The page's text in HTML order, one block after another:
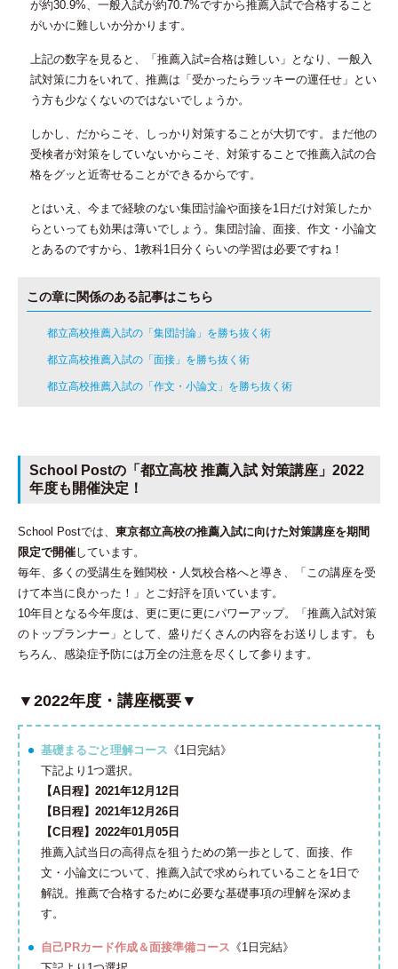
が約30.9%、一般入試が約70.7%ですから推薦入試で合格すること
がいかに難しいか分かります。
上記の数字を見ると、「推薦入試=合格は難しい」となり、一般入
試対策に力をいれて、推薦は「受かったらラッキーの運任せ」とい
う方も少なくないのではないでしょうか。
しかし、だからこそ、しっかり対策することが大切です。まだ他の
受検者が対策をしていないからこそ、対策することで推薦入試の合
格をグッと近寄せることができるからです。
とはいえ、今まで経験のない集団討論や面接を1日だけ対策したか
らといっても効果は薄いでしょう。集団討論、面接、作文・小論文
とあるのですから、1教科1日分くらいの学習は必要ですね！
この章に関係のある記事はこちら
都立高校推薦入試の「集団討論」を勝ち抜く術
都立高校推薦入試の「面接」を勝ち抜く術
都立高校推薦入試の「作文・小論文」を勝ち抜く術
School Postの「都立高校 推薦入試 対策講座」2022
年度も開催決定！
School Postでは、 東京都立高校の推薦入試に向けた対策講座を期間
限定で開催しています。
毎年、多くの受講生を難関校・人気校合格へと導き、「この講座を受
けて本当に良かった！」とご好評を頂いています。
10年目となる今年度は、更に更に更にパワーアップ。「推薦入試対策
のトップランナー」として、盛りだくさんの内容をお送りします。も
ちろん、感染症予防には万全の注意を尽くして参ります。
▼2022年度・講座概要▼
基礎まるごと理解コース 《1日完結》
下記より1つ選択。
【A日程】2021年12月12日
【B日程】2021年12月26日
【C日程】2022年01月05日
推薦入試当日の高得点を狙うための第一歩として、面接、作
文・小論文について、推薦入試で求められていることを1日で
解説。推薦で合格するために必要な基礎事項の理解を深めま
す。
自己PRカード作成＆面接準備コース 《1日完結》